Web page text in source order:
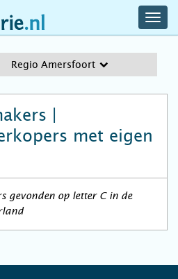
Regio Amersfoort
|
met eigen
gevonden op letter C in de